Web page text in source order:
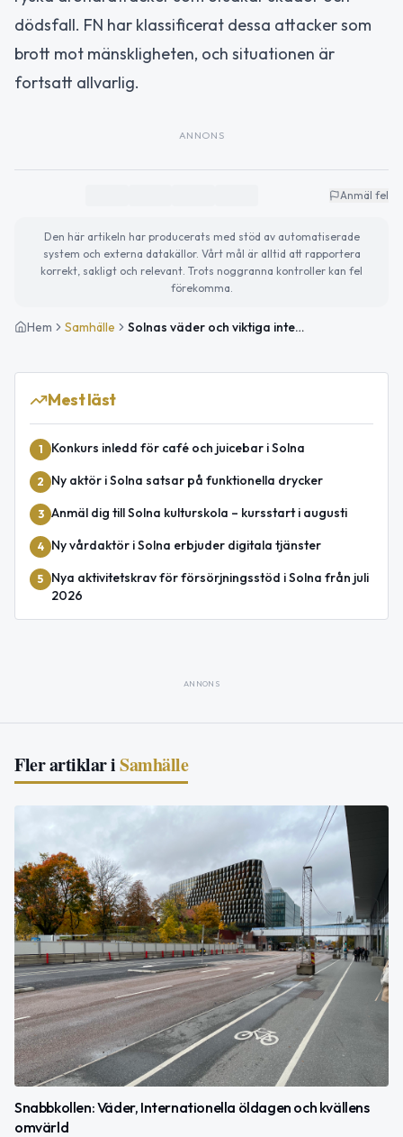
dödsfall. FN har klassificerat dessa attacker som
brott mot mänskligheten, och situationen är
fortsatt allvarlig.
ANNONS
Anmäl fel
Den här artikeln har producerats med stöd av automatiserade
system och externa datakällor. Vårt mål är alltid att rapportera
korrekt, sakligt och relevant. Trots noggranna kontroller kan fel
förekomma.
Hem Samhälle Solnas väder och viktiga internationella händelser att följa
Mest läst
1 Konkurs inledd för café och juicebar i Solna
2 Ny aktör i Solna satsar på funktionella drycker
3 Anmäl dig till Solna kulturskola – kursstart i augusti
4 Ny vårdaktör i Solna erbjuder digitala tjänster
5
Nya aktivitetskrav för försörjningsstöd i Solna från juli
2026
ANNONS
Fler artiklar iSamhälle
Snabbkollen: Väder, Internationella öldagen och kvällens
omvärld